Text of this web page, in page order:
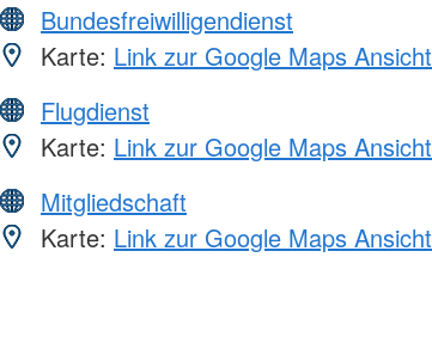
Bundesfreiwilligendienst
Karte: Link zur Google Maps Ansicht
Flugdienst
Karte: Link zur Google Maps Ansicht
Mitgliedschaft
Karte: Link zur Google Maps Ansicht